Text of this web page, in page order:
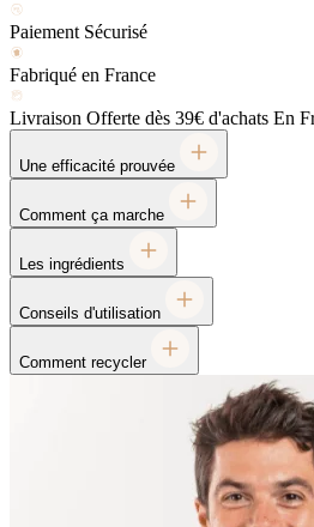
Une efficacité prouvée
Comment ça marche
Les ingrédients
Conseils d'utilisation
Comment recycler